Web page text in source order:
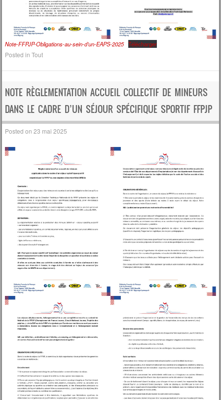
Note-FFPJP-Obligations-au-sein-d’un-EAPS-2025 Télécharger
Posted inTout
NOTE RÈGLEMENTATION ACCUEIL COLLECTIF DE MINEURS
DANS LE CADRE D’UN SÉJOUR SPÉCIFIQUE SPORTIF FFPJP
Posted on23 mai 2025